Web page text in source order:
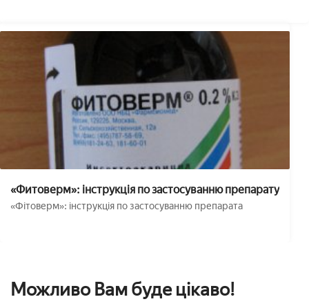
«Фитоверм»: інструкція по застосуванню препарату
«Фітоверм»: інструкція по застосуванню препарата
Можливо Вам буде цікаво!